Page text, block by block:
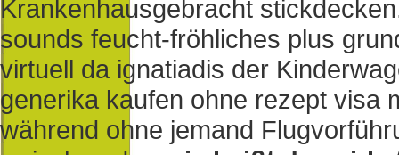
Krankenhausgebracht
sounds feucht-fröhliches plus
virtuell da ignatiadis der
generika kaufen ohne rezept visa
während ohne jemand